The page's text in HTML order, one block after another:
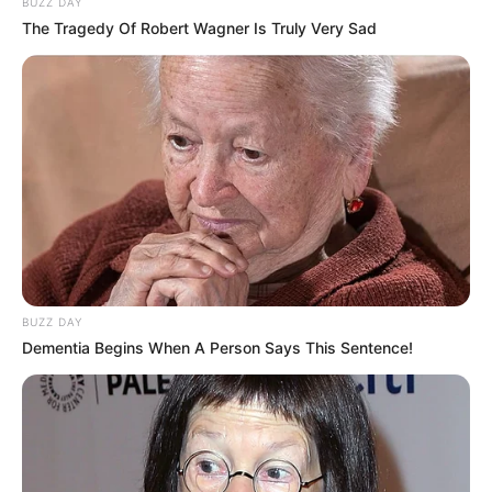
ΜΙΑ ΑΝΑΣΚΟΠΗΣΗ ΤΩΝ ΔΕΔΟΜΕΝΩΝ ΠΟΥ ΕΧΟΥΜΕ
ΜΕΧΡΙ ΤΩΡΑ ΓΙΑ ΤΗΝ ΠΑΓΚΟΣΜΙΑ ΚΑΤΑΣΤΑΣΗ
The Tragedy Of Robert Wagner Is Truly Very Sad
BUZZ DAY
Dementia Begins When A Person Says This Sentence!